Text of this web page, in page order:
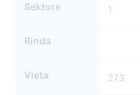
Sektors 1
Rinda
Vieta 273